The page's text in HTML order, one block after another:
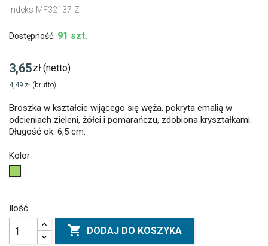
Indeks MF32137-Z
Dostępność: 91 szt.
3,65zł (netto)
4,49 zł (brutto)
Broszka w kształcie wijącego się węża, pokryta emalią w
odcieniach zieleni, żółci i pomarańczu, zdobiona kryształkami.
Długość ok. 6,5 cm.
Kolor
Ilość
 DODAJ DO KOSZYKA